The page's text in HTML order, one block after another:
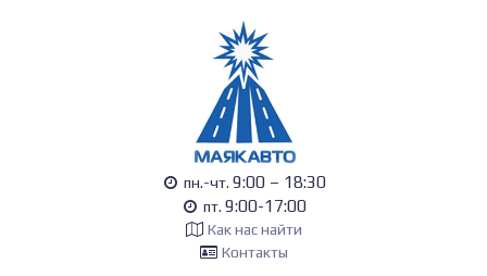
пн.-чт. 9:00 – 18:30
пт. 9:00-17:00
Как нас найти
Контакты